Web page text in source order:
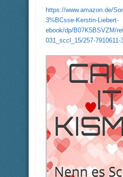
https://www.amazon.de/
3%BCsse-Kerstin-Liebert-
ebook/dp/B07K5BSVZM/
031_sccl_15/257-7910611-